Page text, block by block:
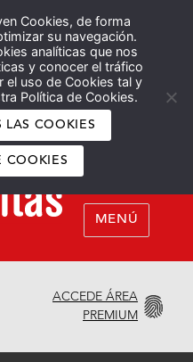
Cookies, de forma
su navegación.
analíticas que nos
y conocer el tráfico
el uso de Cookies tal y
Política de Cookies.
LAS COOKIES
COOKIES
Español English
MENÚ
ACCEDE ÁREA
PREMIUM